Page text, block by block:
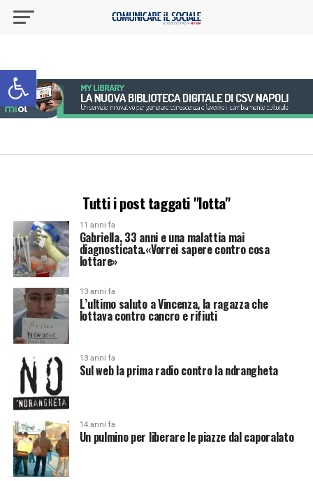
Apri la barra degli strumenti
Tutti i post taggati "lotta"
11 anni fa
Gabriella, 33 anni e una malattia mai
diagnosticata.«Vorrei sapere contro cosa
lottare»
13 anni fa
L’ultimo saluto a Vincenza, la ragazza che
lottava contro cancro e rifiuti
13 anni fa
Sul web la prima radio contro la ndrangheta
14 anni fa
Un pulmino per liberare le piazze dal caporalato